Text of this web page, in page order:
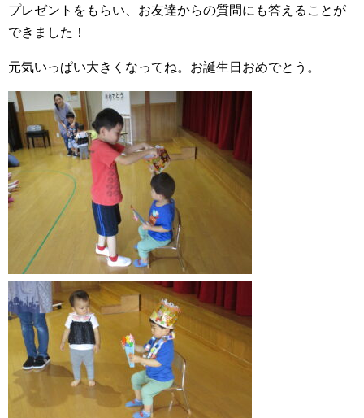
プレゼントをもらい、お友達からの質問にも答えることが
できました！
元気いっぱい大きくなってね。お誕生日おめでとう。